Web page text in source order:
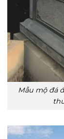
Mẫu mộ đá